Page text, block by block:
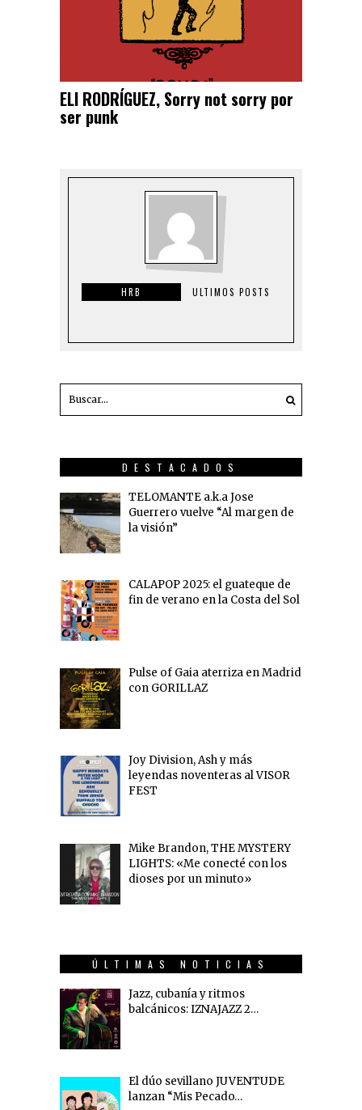
ELI RODRÍGUEZ, Sorry not sorry por
ser punk
HRB ULTIMOS POSTS
DESTACADOS
TELOMANTE a.k.a Jose
Guerrero vuelve “Al margen de
la visión”
CALAPOP 2025: el guateque de
fin de verano en la Costa del Sol
Pulse of Gaia aterriza en Madrid
con GORILLAZ
Joy Division, Ash y más
leyendas noventeras al VISOR
FEST
Mike Brandon, THE MYSTERY
LIGHTS: «Me conecté con los
dioses por un minuto»
ÚLTIMAS NOTICIAS
Jazz, cubanía y ritmos
balcánicos: IZNAJAZZ 2…
El dúo sevillano JUVENTUDE
lanzan “Mis Pecado…